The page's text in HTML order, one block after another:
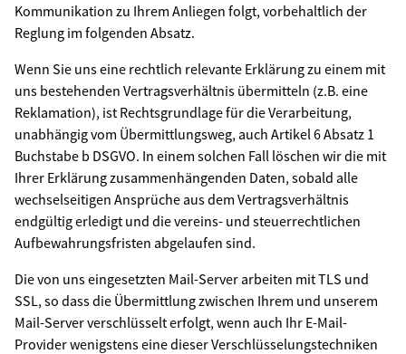
Kommunikation zu Ihrem Anliegen folgt, vorbehaltlich der
Reglung im folgenden Absatz.
Wenn Sie uns eine rechtlich relevante Erklärung zu einem mit
uns bestehenden Vertragsverhältnis übermitteln (z.B. eine
Reklamation), ist Rechtsgrundlage für die Verarbeitung,
unabhängig vom Übermittlungsweg, auch Artikel 6 Absatz 1
Buchstabe b DSGVO. In einem solchen Fall löschen wir die mit
Ihrer Erklärung zusammenhängenden Daten, sobald alle
wechselseitigen Ansprüche aus dem Vertragsverhältnis
endgültig erledigt und die vereins- und steuerrechtlichen
Aufbewahrungsfristen abgelaufen sind.
Die von uns eingesetzten Mail-Server arbeiten mit TLS und
SSL, so dass die Übermittlung zwischen Ihrem und unserem
Mail-Server verschlüsselt erfolgt, wenn auch Ihr E-Mail-
Provider wenigstens eine dieser Verschlüsselungstechniken